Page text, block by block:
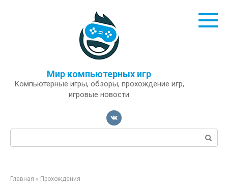
Мир компьютерных игр
Компьютерные игры, обзоры, прохождение игр,
игровые новости
Поиск:
Главная » Прохождения